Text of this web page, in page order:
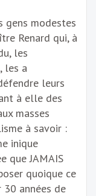
gens modestes
Renard qui, à
les
les a
leurs
à elle des
masses
à savoir :
inique
que JAMAIS
quoique ce
30 années de